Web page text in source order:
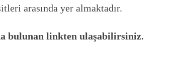
arasında yer almaktadır.
bulunan linkten ulaşabilirsiniz.